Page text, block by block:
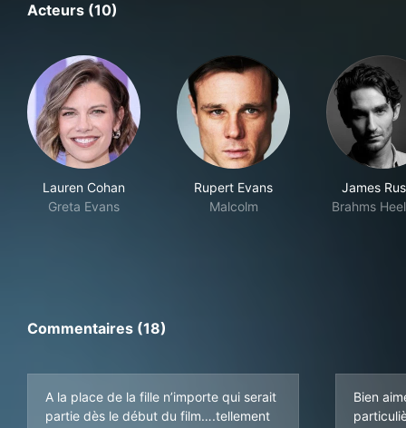
Acteurs (10)
Lauren Cohan
Greta Evans
Rupert Evans
Malcolm
James
Brahms
Commentaires (18)
A la place de la fille n’importe qui serait
partie dès le début du film….tellement
Bien